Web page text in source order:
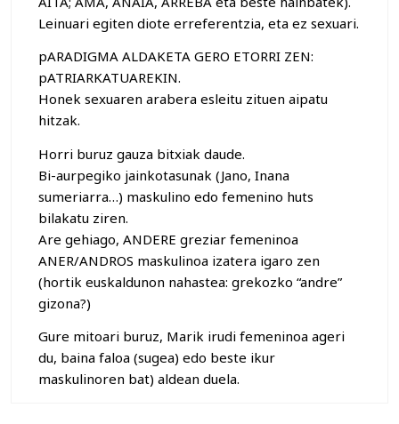
Leinuari egiten diote erreferentzia, eta ez sexuari.
pARADIGMA ALDAKETA GERO ETORRI ZEN:
pATRIARKATUAREKIN.
Honek sexuaren arabera esleitu zituen aipatu
hitzak.
Horri buruz gauza bitxiak daude.
Bi-aurpegiko jainkotasunak (Jano, Inana
sumeriarra…) maskulino edo femenino huts
bilakatu ziren.
Are gehiago, ANDERE greziar femeninoa
ANER/ANDROS maskulinoa izatera igaro zen
(hortik euskaldunon nahastea: grekozko “andre”
gizona?)
Gure mitoari buruz, Marik irudi femeninoa ageri
du, baina faloa (sugea) edo beste ikur
maskulinoren bat) aldean duela.